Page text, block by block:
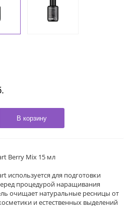
В корзину
Berry Mix 15 мл
используется для подготовки
процедурой наращивания
очищает натуральные ресницы от
и естественных выделений